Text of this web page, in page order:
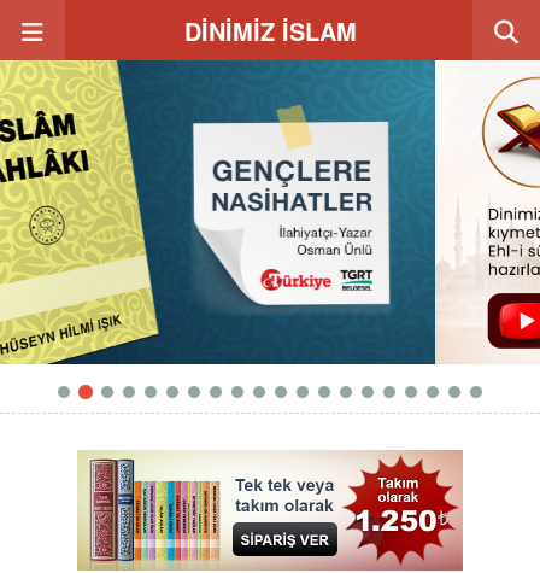
DİNİMİZ İSLAM